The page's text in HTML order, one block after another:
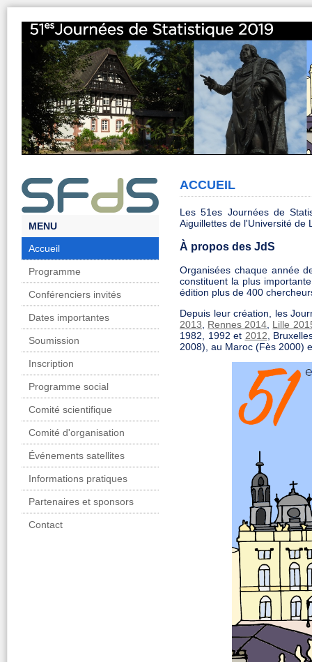
MENU
Accueil
Programme
Conférenciers invités
Dates importantes
Soumission
Inscription
Programme social
Comité scientifique
Comité d'organisation
Événements satellites
Informations pratiques
Partenaires et sponsors
Contact
ACCUEIL
Les 51es Journées de
Aiguillettes de l'Université de
À propos des JdS
Organisées chaque année
constituent la plus
édition plus de 400
Depuis leur création, les
2013, Rennes 2014, Lille
1982, 1992 et 2012,
2008), au Maroc (Fès 2000)